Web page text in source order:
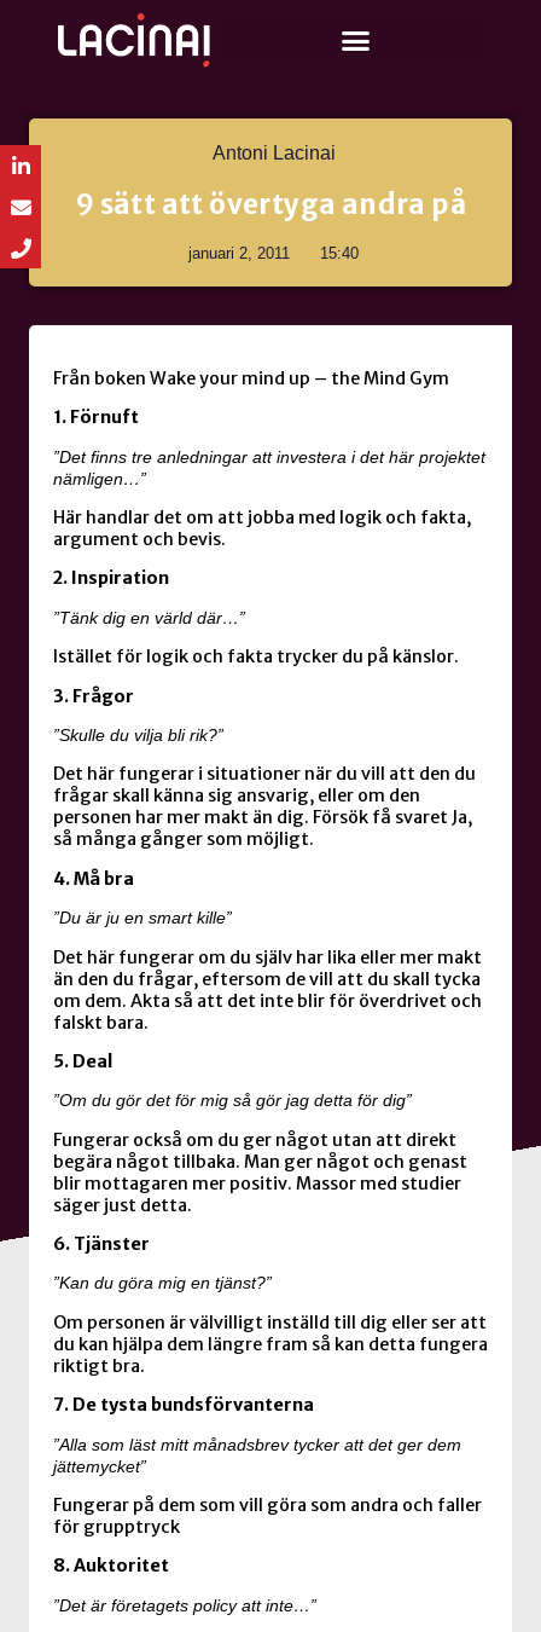
Antoni Lacinai
9 sätt att övertyga andra på
januari 2, 2011 15:40
Från boken Wake your mind up – the Mind Gym
1. Förnuft
”Det finns tre anledningar att investera i det här projektet
nämligen…”
Här handlar det om att jobba med logik och fakta,
argument och bevis.
2. Inspiration
”Tänk dig en värld där…”
Istället för logik och fakta trycker du på känslor.
3. Frågor
”Skulle du vilja bli rik?”
Det här fungerar i situationer när du vill att den du
frågar skall känna sig ansvarig, eller om den
personen har mer makt än dig. Försök få svaret Ja,
så många gånger som möjligt.
4. Må bra
”Du är ju en smart kille”
Det här fungerar om du själv har lika eller mer makt
än den du frågar, eftersom de vill att du skall tycka
om dem. Akta så att det inte blir för överdrivet och
falskt bara.
5. Deal
”Om du gör det för mig så gör jag detta för dig”
Fungerar också om du ger något utan att direkt
begära något tillbaka. Man ger något och genast
blir mottagaren mer positiv. Massor med studier
säger just detta.
6. Tjänster
”Kan du göra mig en tjänst?”
Om personen är välvilligt inställd till dig eller ser att
du kan hjälpa dem längre fram så kan detta fungera
riktigt bra.
7. De tysta bundsförvanterna
”Alla som läst mitt månadsbrev tycker att det ger dem
jättemycket”
Fungerar på dem som vill göra som andra och faller
för grupptryck
8. Auktoritet
”Det är företagets policy att inte…”